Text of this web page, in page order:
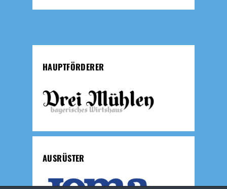
HAUPTFÖRDERER
AUSRÜSTER